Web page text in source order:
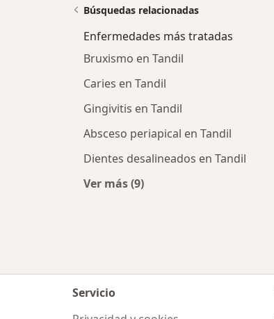
Búsquedas relacionadas
Enfermedades más tratadas
Bruxismo en Tandil
Caries en Tandil
Gingivitis en Tandil
Absceso periapical en Tandil
Dientes desalineados en Tandil
Ver más (9)
Servicio